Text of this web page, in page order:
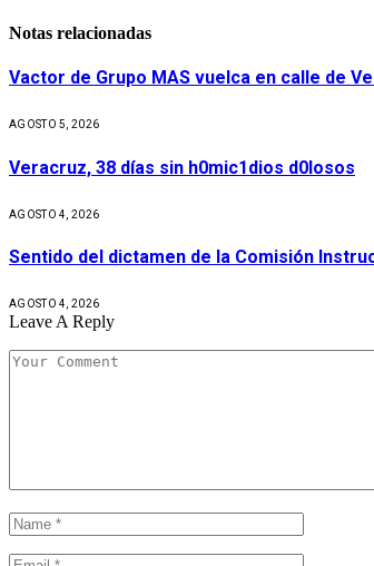
Notas relacionadas
Vactor de Grupo MAS vuelca en calle de
AGOSTO 5, 2026
Veracruz, 38 días sin h0mic1dios d0losos
AGOSTO 4, 2026
Sentido del dictamen de la Comisión
AGOSTO 4, 2026
Leave A Reply